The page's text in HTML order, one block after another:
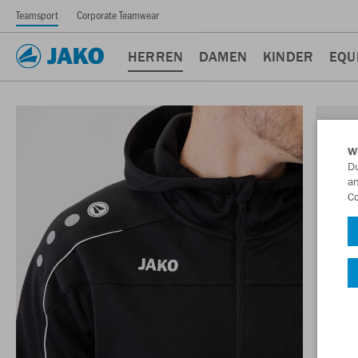
Teamsport Corporate Teamwear
HERREN DAMEN KINDER